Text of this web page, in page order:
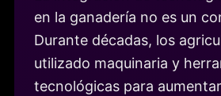
en la ganadería no es un
Durante décadas, los
utilizado maquinaria y
tecnológicas para